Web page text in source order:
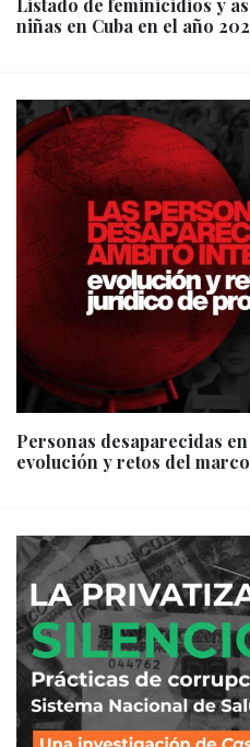
Listado de feminicidios y
niñas en Cuba en el año
Personas desaparecidas
evolución y retos del